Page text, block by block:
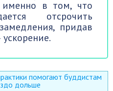
именно в том, что
отсрочить
придав